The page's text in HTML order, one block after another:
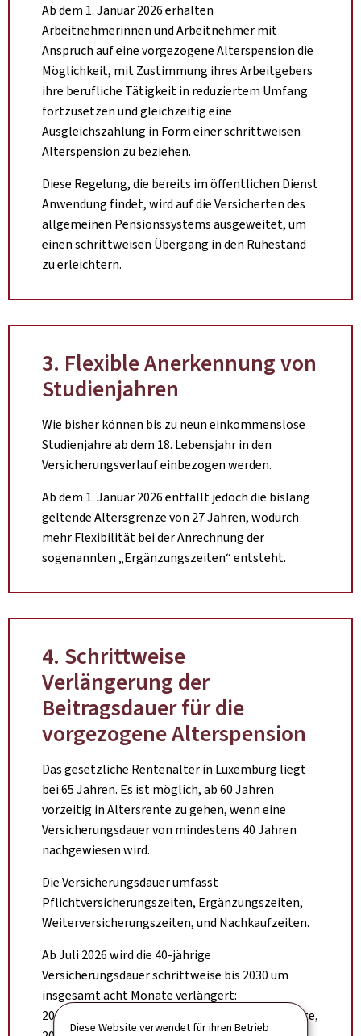
Diese Website verwendet für ihren Betrieb
Ab dem 1. Januar 2026 erhalten
Arbeitnehmerinnen und Arbeitnehmer mit
Anspruch auf eine vorgezogene Alterspension die
Möglichkeit, mit Zustimmung ihres Arbeitgebers
ihre berufliche Tätigkeit in reduziertem Umfang
fortzusetzen und gleichzeitig eine
Ausgleichszahlung in Form einer schrittweisen
Alterspension zu beziehen.
Diese Regelung, die bereits im öffentlichen Dienst
Anwendung findet, wird auf die Versicherten des
allgemeinen Pensionssystems ausgeweitet, um
einen schrittweisen Übergang in den Ruhestand
zu erleichtern.
3. Flexible Anerkennung von
Studienjahren
Wie bisher können bis zu neun einkommenslose
Studienjahre ab dem 18. Lebensjahr in den
Versicherungsverlauf einbezogen werden.
Ab dem 1. Januar 2026 entfällt jedoch die bislang
geltende Altersgrenze von 27 Jahren, wodurch
mehr Flexibilität bei der Anrechnung der
sogenannten „Ergänzungszeiten“ entsteht.
4. Schrittweise
Verlängerung der
Beitragsdauer für die
vorgezogene Alterspension
Das gesetzliche Rentenalter in Luxemburg liegt
bei 65 Jahren. Es ist möglich, ab 60 Jahren
vorzeitig in Altersrente zu gehen, wenn eine
Versicherungsdauer von mindestens 40 Jahren
nachgewiesen wird.
Die Versicherungsdauer umfasst
Pflichtversicherungszeiten, Ergänzungszeiten,
Weiterversicherungszeiten, und Nachkaufzeiten.
Ab Juli 2026 wird die 40-jährige
Versicherungsdauer schrittweise bis 2030 um
insgesamt acht Monate verlängert:
2026 + 1 Monat, 2027 + 2 Monate, 2028 + 4 Monate,